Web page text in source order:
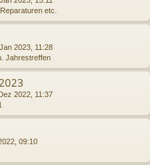
etc.
2023, 11:28
Jahrestreffen
2022, 11:37
09:10